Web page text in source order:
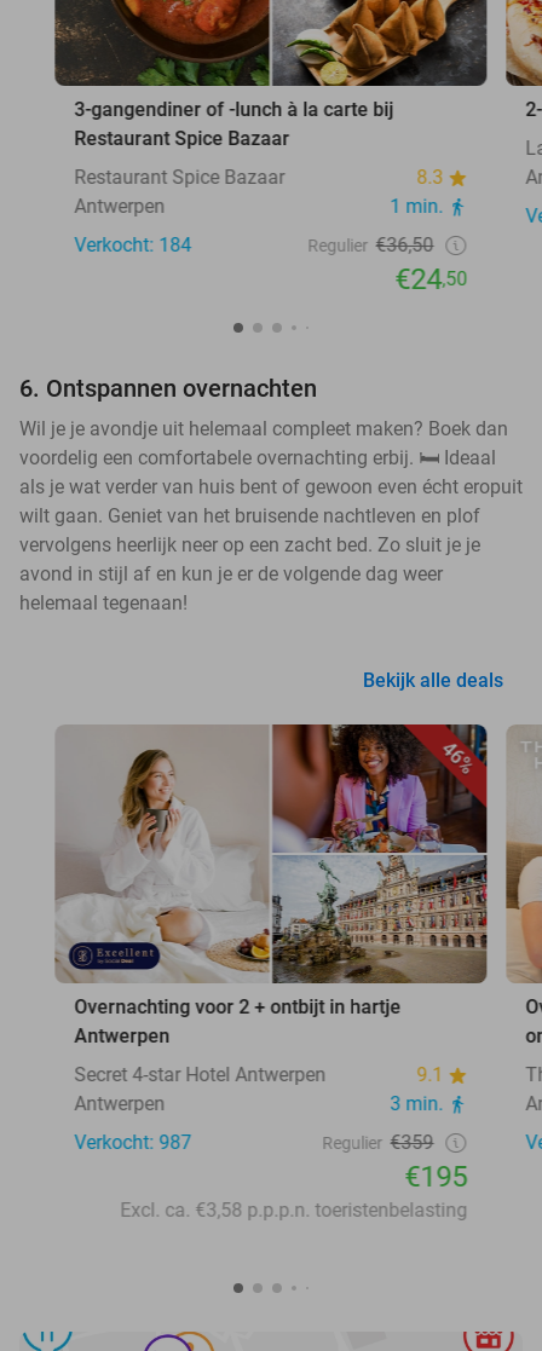
3-gangendiner of -lunch à la carte bij
Restaurant Spice Bazaar
Restaurant Spice Bazaar
8.3
Antwerpen
1 min.
Verkocht: 184
Regulier €36,50
€24,50
6. Ontspannen overnachten
Wil je je avondje uit helemaal compleet maken? Boek dan
voordelig een comfortabele overnachting erbij. 🛏️ Ideaal
als je wat verder van huis bent of gewoon even écht eropuit
wilt gaan. Geniet van het bruisende nachtleven en plof
vervolgens heerlijk neer op een zacht bed. Zo sluit je je
avond in stijl af en kun je er de volgende dag weer
helemaal tegenaan!
Bekijk alle deals
46%
Overnachting voor 2 + ontbijt in hartje
Antwerpen
Secret 4-star Hotel Antwerpen
9.1
Antwerpen
3 min.
Verkocht: 987
Regulier €359
€195
Excl. ca. €3,58 p.p.p.n. toeristenbelasting